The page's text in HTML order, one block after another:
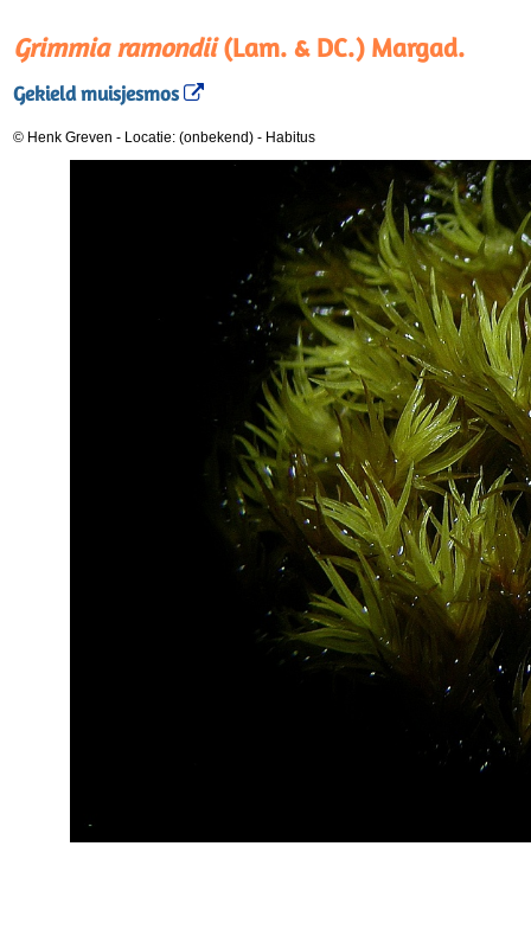
Grimmia ramondii(Lam. & DC.) Margad.
Gekield muisjesmos
© Henk Greven - Locatie: (onbekend) - Habitus